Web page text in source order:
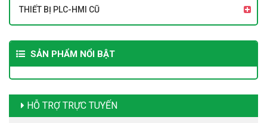
THIẾT BỊ PLC-HMI CŨ
SẢN PHẨM NỔI BẬT
HỖ TRỢ TRỰC TUYẾN